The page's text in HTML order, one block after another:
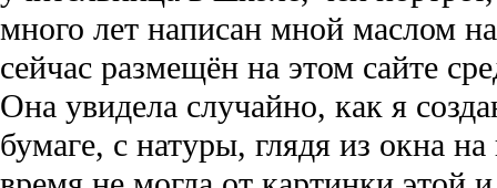
много лет написан мной маслом
сейчас размещён на этом сайте
Она увидела случайно, как я
бумаге, с натуры, глядя из окна